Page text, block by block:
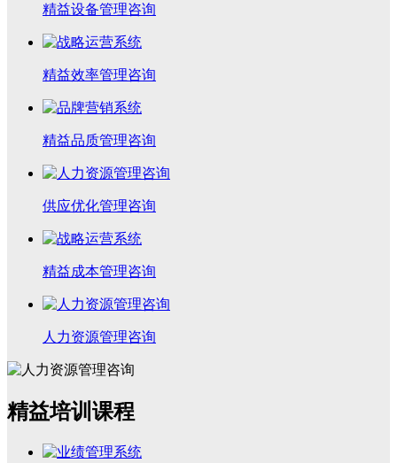
精益设备管理咨询
精益效率管理咨询
精益品质管理咨询
供应优化管理咨询
精益成本管理咨询
人力资源管理咨询
精益培训课程